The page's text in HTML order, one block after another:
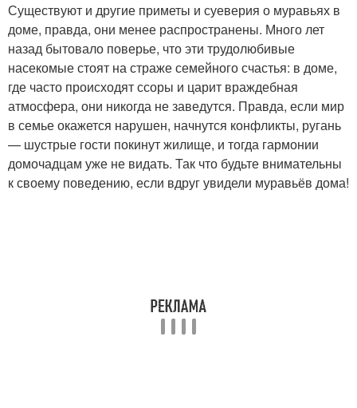
Существуют и другие приметы и суеверия о муравьях в
доме, правда, они менее распространены. Много лет
назад бытовало поверье, что эти трудолюбивые
насекомые стоят на страже семейного счастья: в доме,
где часто происходят ссоры и царит враждебная
атмосфера, они никогда не заведутся. Правда, если мир
в семье окажется нарушен, начнутся конфликты, ругань
— шустрые гости покинут жилище, и тогда гармонии
домочадцам уже не видать. Так что будьте внимательны
к своему поведению, если вдруг увидели муравьёв дома!